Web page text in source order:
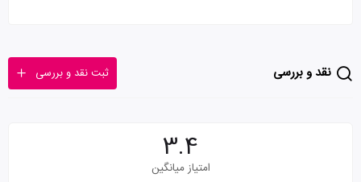
نقد و بررسی ثبت نقد و بررسی
3.4
امتیاز میانگین